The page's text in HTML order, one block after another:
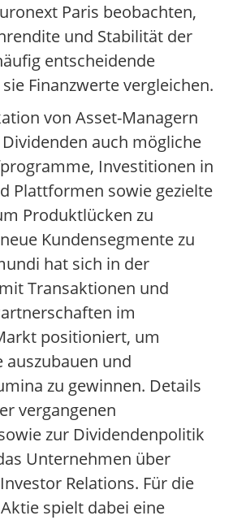
Paris beobachten,
und Stabilität der
entscheidende
Finanzwerte vergleichen.
von Asset-Managern
auch mögliche
Investitionen in
Plattformen sowie gezielte
Produktlücken zu
Kundensegmente zu
hat sich in der
Transaktionen und
im
positioniert, um
auszubauen und
zu gewinnen. Details
vergangenen
zur Dividendenpolitik
Unternehmen über
Relations. Für die
spielt dabei eine